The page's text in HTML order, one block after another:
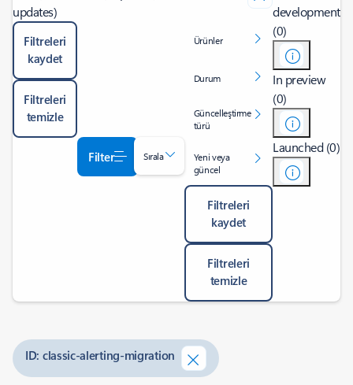
updates)
Filtreleri
kaydet
Filtreleri
temizle
Filter Sırala
Ürünler
Durum
Güncelleştirme
türü
Yeni veya
güncel
Filtreleri
kaydet
Filtreleri
temizle
development
(0)
In preview
(0)
Launched (0)
ID: classic-alerting-migration